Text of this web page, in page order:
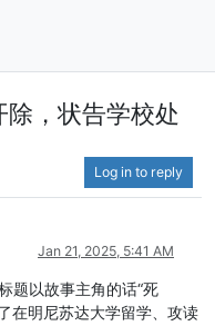
，状告学校处
Log in to reply
Jan 21, 2025, 5:41 AM
题以故事主角的话“死
明尼苏达大学留学、攻读